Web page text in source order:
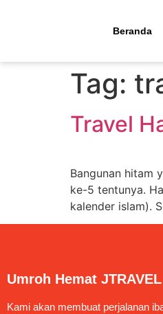
Beranda
Tag:
Travel
Bangunan hitam
ke-5 tentunya.
kalender islam).
Umroh Hemat JTRAVEL
Kami akan membuat perjalanan